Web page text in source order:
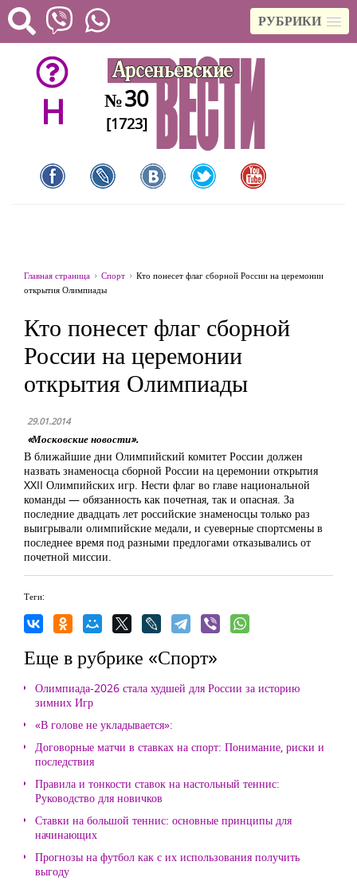
РУБРИКИ
H №30
[1723]
Главная страница Спорт
Кто понесет флаг сборной России на церемонии
открытия Олимпиады
Кто понесет флаг сборной
России на церемонии
открытия Олимпиады
29.01.2014
«Московские новости».
В ближайшие дни Олимпийский комитет России должен
назвать знаменосца сборной России на церемонии открытия
XXII Олимпийских игр. Нести флаг во главе национальной
команды — обязанность как почетная, так и опасная. За
последние двадцать лет российские знаменосцы только раз
выигрывали олимпийские медали, и суеверные спортсмены в
последнее время под разными предлогами отказывались от
почетной миссии.
Теги:
Еще в рубрике «Спорт»
Олимпиада-2026 стала худшей для России за историю
зимних Игр
«В голове не укладывается»:
Договорные матчи в ставках на спорт: Понимание, риски и
последствия
Правила и тонкости ставок на настольный теннис:
Руководство для новичков
Ставки на большой теннис: основные принципы для
начинающих
Прогнозы на футбол как с их использования получить
выгоду